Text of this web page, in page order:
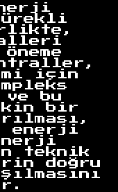
için
bu
bir
enerji
teknik
doğru